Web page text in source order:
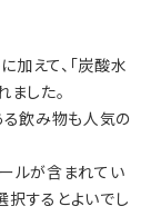
えて、「炭酸水
した。
る飲み物も人気の
ルが含まれてい
するとよいでし